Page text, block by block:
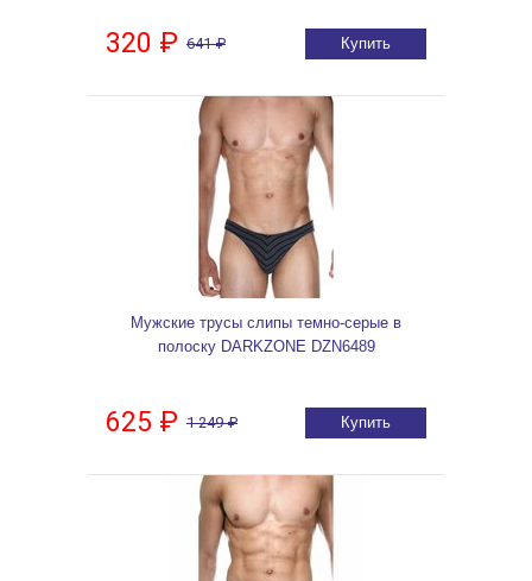
320 ₽ 641 ₽ Купить
Мужские трусы слипы темно-серые в
полоску DARKZONE DZN6489
625 ₽ 1 249 ₽ Купить